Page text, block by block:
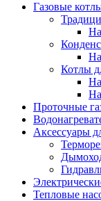
Газовые
Котлы
Проточные
Аксессуары
Тепловые